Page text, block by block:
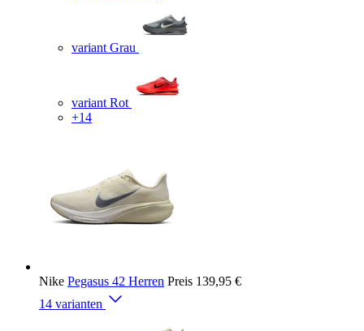
variant Grau
variant Rot
+14
Nike Pegasus 42 Herren Preis 139,95 €
14 varianten